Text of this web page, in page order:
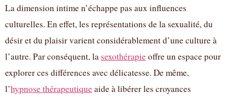
La dimension intime n’échappe pas aux influences
culturelles. En effet, les représentations de la sexualité, du
désir et du plaisir varient considérablement d’une culture à
l’autre. Par conséquent, la sexothérapieoffre un espace pour
explorer ces différences avec délicatesse. De même,
l’hypnose thérapeutiqueaide à libérer les croyances